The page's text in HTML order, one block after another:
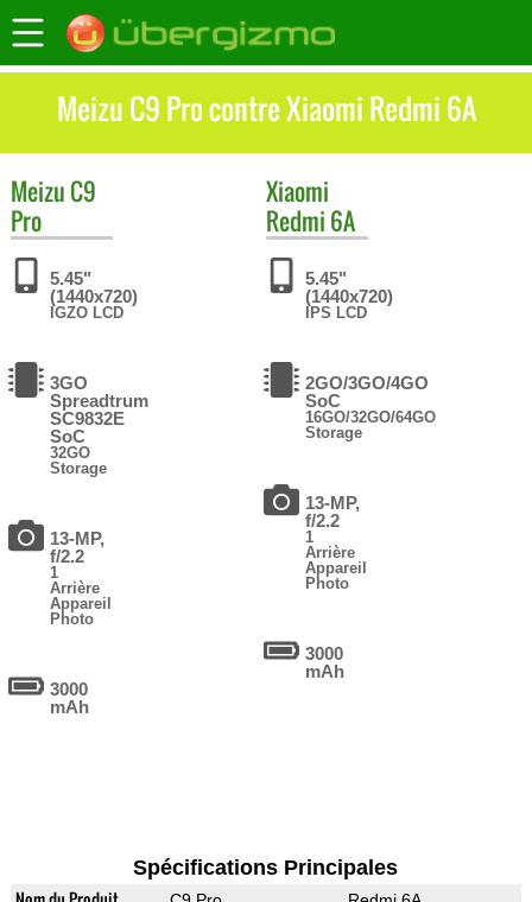
Meizu C9 Pro contre Xiaomi Redmi 6A
Meizu C9
Pro
5.45"
(1440x720)
IGZO LCD
3GO
Spreadtrum
SC9832E
SoC
32GO
Storage
13-MP,
f/2.2
1
Arrière
Appareil
Photo
3000
mAh
Xiaomi
Redmi 6A
5.45"
(1440x720)
IPS LCD
2GO/3GO/4GO
SoC
16GO/32GO/64GO
Storage
13-MP,
f/2.2
1
Arrière
Appareil
Photo
3000
mAh
Spécifications Principales